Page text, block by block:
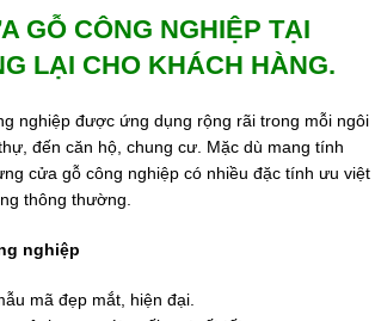
GỖ CÔNG NGHIỆP TẠI
LẠI CHO KHÁCH HÀNG.
nghiệp được ứng dụng rộng rãi trong mỗi ngôi
đến căn hộ, chung cư. Mặc dù mang tính
cửa gỗ công nghiệp có nhiều đặc tính ưu việt
thông thường.
nghiệp
mã đẹp mắt, hiện đại.